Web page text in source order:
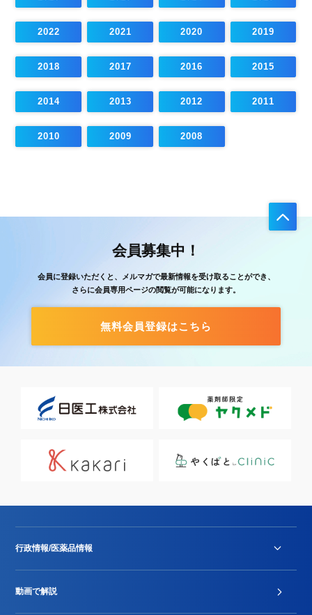
2022 2021 2020 2019
2018 2017 2016 2015
2014 2013 2012 2011
2010 2009 2008
会員募集中！
会員に登録いただくと、メルマガで最新情報を受け取ることができ、
さらに会員専用ページの閲覧が可能になります。
無料会員登録はこちら
行政情報/医薬品情報
動画で解説